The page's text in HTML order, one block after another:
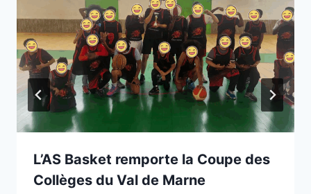
L’AS Basket remporte la Coupe des
Collèges du Val de Marne